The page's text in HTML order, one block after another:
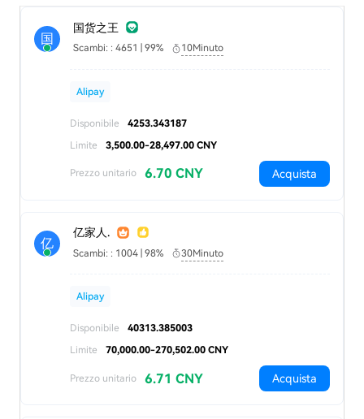
国
国货之王
Scambi: : 4651 | 99% 10Minuto
Alipay
Disponibile
4253.343187
Limite
3,500.00-28,497.00 CNY
Prezzo unitario 6.70 CNY Acquista
亿
亿家人.
Scambi: : 1004 | 98% 30Minuto
Alipay
Disponibile
40313.385003
Limite
70,000.00-270,502.00 CNY
Prezzo unitario 6.71 CNY Acquista